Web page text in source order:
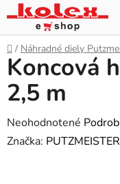
Prejsť
na
obsah
Domov
/ Náhradné diely
Koncová
2,5 m
Priemerné
hodnotenie
Neohodnotené
Značka: PUTZMEISTER